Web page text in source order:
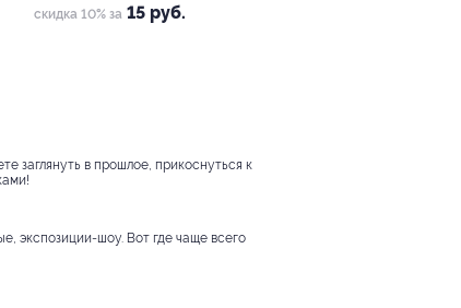
скидка 10% за 15 руб.
заглянуть в прошлое, прикоснуться к
экспозиции-шоу. Вот где чаще всего